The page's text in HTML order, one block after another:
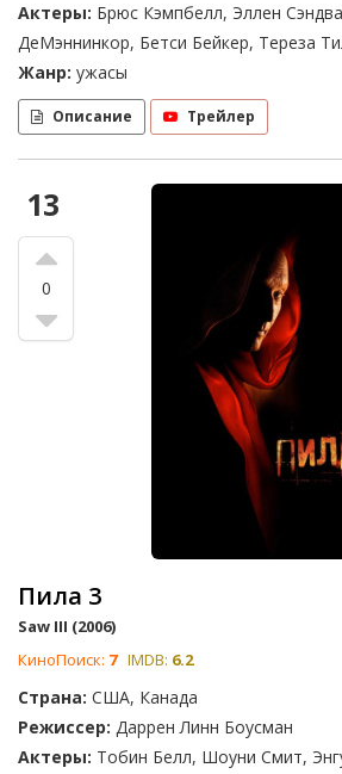
Актеры: Брюс Кэмпбелл, Эллен
ДеМэннинкор, Бетси Бейкер, Тереза
Жанр: ужасы
Описание Трейлер
13
0
Пила 3
Saw III (2006)
КиноПоиск: 7 IMDB: 6.2
Страна: США, Канада
Режиссер: Даррен Линн Боусман
Актеры: Тобин Белл, Шоуни Смит,